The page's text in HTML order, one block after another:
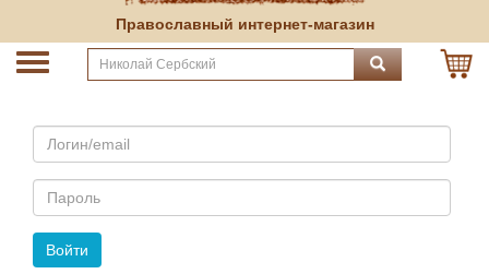
Православный интернет-магазин
Email
Пароль
Войти